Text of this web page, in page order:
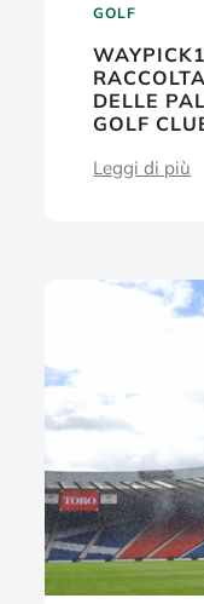
GOLF
DELLE
GOLF
Leggi di più